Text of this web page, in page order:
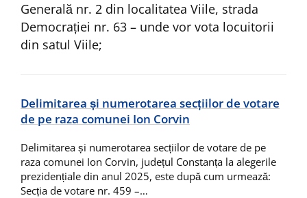
Generală nr. 2 din localitatea Viile, strada
Democrației nr. 63 – unde vor vota locuitorii
din satul Viile;
Delimitarea și numerotarea secțiilor de votare
de pe raza comunei Ion Corvin
Delimitarea și numerotarea secțiilor de votare de pe
raza comunei Ion Corvin, județul Constanța la alegerile
prezidențiale din anul 2025, este după cum urmează:
Secția de votare nr. 459 –…